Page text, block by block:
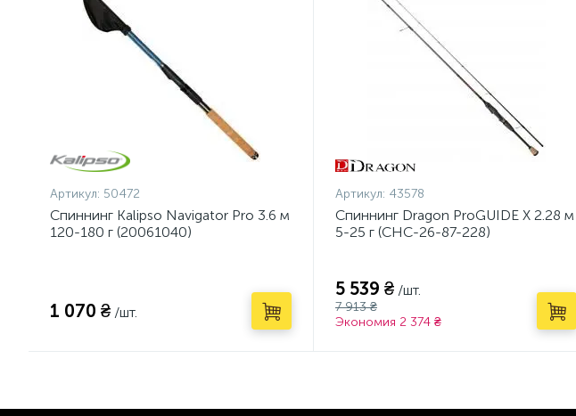
Артикул: 50472
Спиннинг Kalipso Navigator Pro 3.6 м
120-180 г (20061040)
1 070 ₴ /шт.
Артикул: 43578
Спиннинг Dragon ProGUIDE X 2.28 м
5-25 г (CHC-26-87-228)
5 539 ₴ /шт.
7 913 ₴
Экономия 2 374 ₴